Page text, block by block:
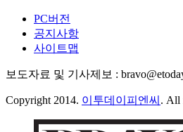
PC버전
공지사항
사이트맵
보도자료 및 기사제보 :
Copyright 2014. 이투데이피엔씨 . All